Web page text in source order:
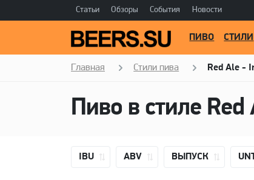
Статьи Обзоры События Новости
ПИВО СТИЛИ
Главная Стили пива Red Ale -
Пиво в стиле Red
IBU ABV ВЫПУСК